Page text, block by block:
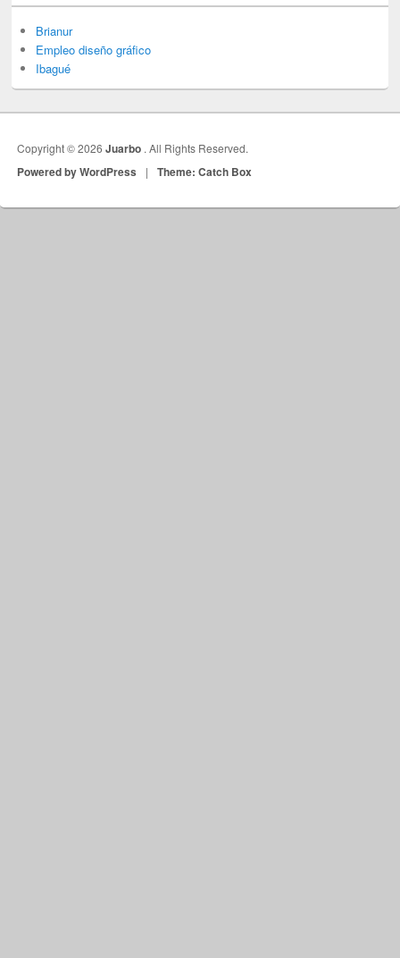
Brianur
Empleo diseño gráfico
Ibagué
Copyright © 2026Juarbo . All Rights Reserved.
Powered by WordPress | Theme: Catch Box